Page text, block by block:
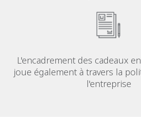
L'encadrement des cadeaux
joue également à travers la
l'entreprise